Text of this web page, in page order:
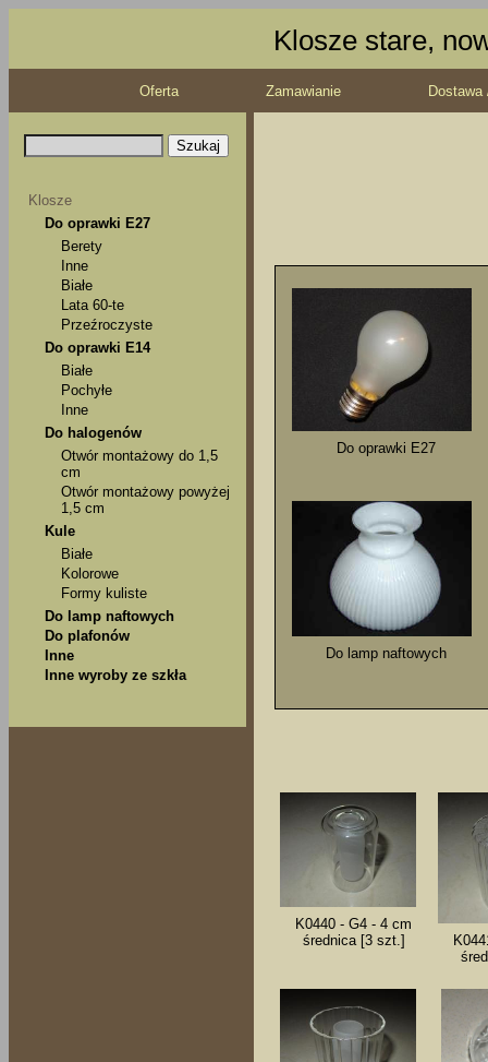
Klosze stare,
Oferta Zamawianie
Klosze
Do oprawki E27
Berety
Inne
Białe
Lata 60-te
Przeźroczyste
Do oprawki E14
Białe
Pochyłe
Inne
Do halogenów
Otwór montażowy do 1,5
cm
Otwór montażowy powyżej
1,5 cm
Kule
Białe
Kolorowe
Formy kuliste
Do lamp naftowych
Do plafonów
Inne
Inne wyroby ze szkła
Do oprawki E27
Do lamp naftowych
K0440 - G4 - 4 cm
średnica [3 szt.]